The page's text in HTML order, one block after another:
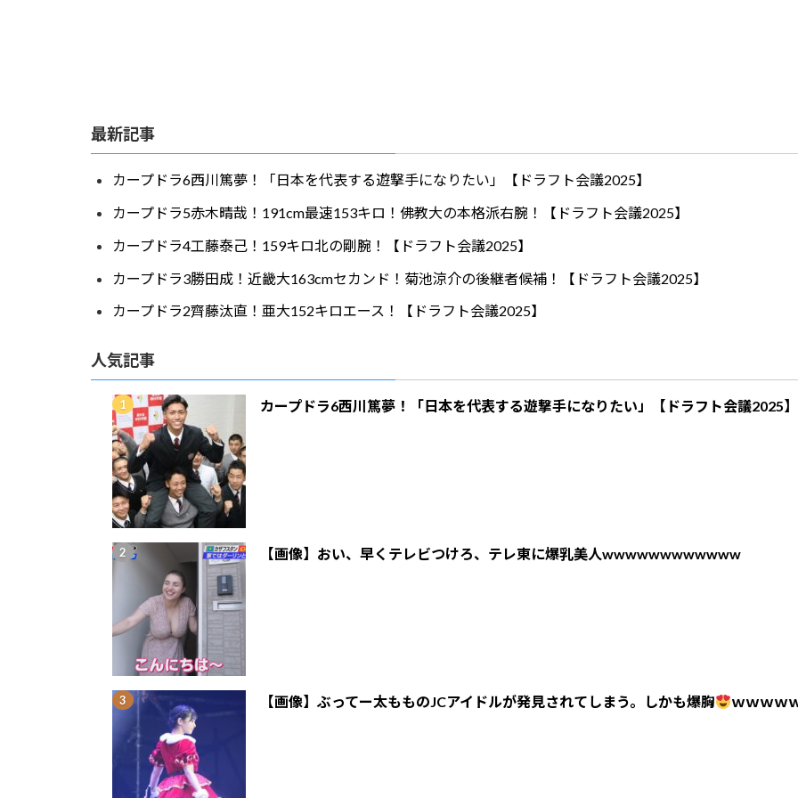
最新記事
カープドラ6西川篤夢！「日本を代表する遊撃手になりたい」【ドラフト会議2025】
カープドラ5赤木晴哉！191cm最速153キロ！佛教大の本格派右腕！【ドラフト会議2025】
カープドラ4工藤泰己！159キロ北の剛腕！【ドラフト会議2025】
カープドラ3勝田成！近畿大163cmセカンド！菊池涼介の後継者候補！【ドラフト会議2025】
カープドラ2齊藤汰直！亜大152キロエース！【ドラフト会議2025】
人気記事
カープドラ6西川篤夢！「日本を代表する遊撃手になりたい」【ドラフト会議2025】
【画像】おい、早くテレビつけろ、テレ東に爆乳美人wwwwwwwwwwww
【画像】ぶってー太もものJCアイドルが発見されてしまう。しかも爆胸 ｗｗｗｗ